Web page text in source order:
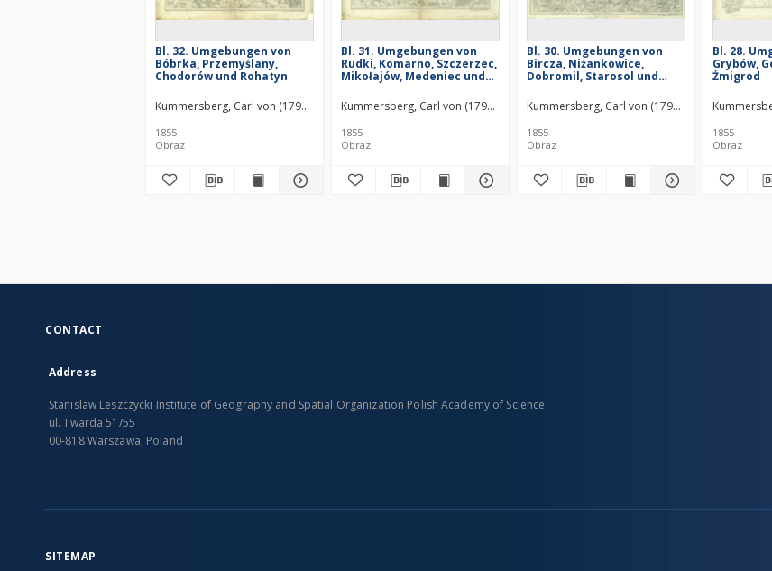
Bl. 32. Umgebungen von
Bóbrka, Przemyślany,
Chodorów und Rohatyn
Kummersberg, Carl von (1797–1877)
1855
Obraz
Bl. 31. Umgebungen von
Rudki, Komarno, Szczerzec,
Mikołajów, Medeniec und
Kummersberg, Carl von (1797–1877)
1855
Obraz
Bl. 30. Umgebungen von
Bircza, Niżankowice,
Dobromil, Starosol und
Kummersberg, Carl von (1797–1877)
1855
Obraz
Bl. 28.
Grybów,
Żmigrod
1855
Obraz
CONTACT
Address
Stanislaw Leszczycki Institute of Geography and Spatial Organization Polish Academy of Science
ul. Twarda 51/55
00-818 Warszawa, Poland
SITEMAP